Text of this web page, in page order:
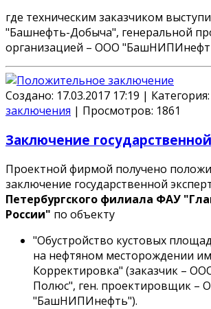
где техническим заказчиком
"Башнефть-Добыча", генеральной
организацией – ООО
Создано: 17.03.2017 17:19 | Категория:
заключения | Просмотров: 1861
Заключение
Проектной фирмой получено
заключение государственной
Петербургского филиала ФАУ
России" по объекту
"Обустройство кустовых
на нефтяном месторождении
Корректировка" (заказчик –
Полюс", ген. проектировщик –
"БашНИПИнефть").